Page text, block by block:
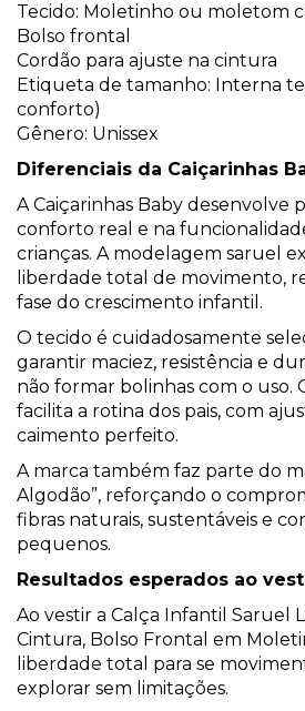
Tecido: Moletinho ou moletom
Bolso frontal
Cordão para ajuste na cintura
Etiqueta de tamanho: Interna
conforto)
Gênero: Unissex
Diferenciais da Caiçarinhas
A Caiçarinhas Baby desenvolve
conforto real e na
crianças. A modelagem saruel
liberdade total de movimento,
fase do crescimento infantil.
O tecido é cuidadosamente
garantir maciez, resistência e
não formar bolinhas com o uso.
facilita a rotina dos pais, com
caimento perfeito.
A marca também faz parte do
Algodão”, reforçando o
fibras naturais, sustentáveis e
pequenos.
Resultados esperados ao
Ao vestir a Calça Infantil Saruel
Cintura, Bolso Frontal em
liberdade total para se
explorar sem limitações.